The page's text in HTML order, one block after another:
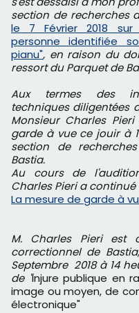
section de recherches
le 7 Février 2018
personne identifiée
pianu", en raison du
ressort du Parquet de
Aux termes des
techniques diligentées
Monsieur Charles
garde à vue ce jouir à
section de
Bastia.
Au cours de
Charles Pieri a
La mesure de garde à
M. Charles Pieri est
correctionnel de
Septembre 2018 à 14
de "Injure publique en
image ou moyen, de
électronique"